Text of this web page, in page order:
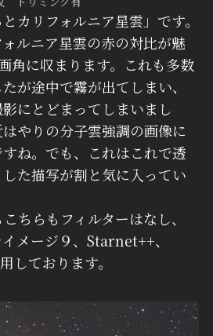
カリフォルニア星雲」です。
ルニア星雲の赤の対比が魅
角に収まります。これも多数
が途中で霧が出てしまい、
にとどまってしまいまし
やりの分子雲強調の画像に
ね。でも、これはこれで透
た描写が割と気に入ってい
ちらもフィルターはなし、
メージ９、Starnet++、
ております。